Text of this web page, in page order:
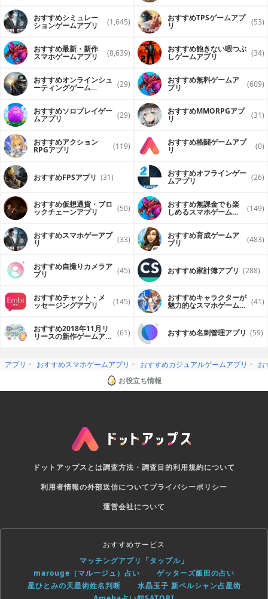
おすすめシミュレー
ションゲームアプリ (1,645) おすすめTPSゲームアプ
リ (53)
おすすめ最新・新作
スマホゲームアプリ (8,639) おすすめ飽きない暇つぶ
しゲームアプリ (34)
おすすめオンラインシュ
ーティングゲーム (29) おすすめ無料ゲームア
プリ (609)
おすすめソロプレイゲー
ムアプリ (29) おすすめ MMORPGアプ
リ (31)
おすすめアクション
RPGアプリ (119) おすすめ格闘ゲームアプ
リ (0)
おすすめFPSアプリ (31) おすすめオフラインゲー
ムアプリ (26)
おすすめ仮想通貨・ブロ
ックチェーンアプリ (50) おすすめ無課金でも楽
しめるスマホゲームア (149)
おすすめスマホゲーアプ
リ (33) おすすめ育成ゲームア
プリ (483)
おすすめ自撮りカメラア
プリ (45) おすすめ家計簿アプリ (288)
おすすめチャット・メ
ッセージングアプリ (145) おすすめキャラクターが
魅力的なスマホゲームア (41)
おすすめ2018年11月リ
リースの新作ゲームアプ (61) おすすめ名刺管理アプリ (59)
アプリ おすすめスマホゲームアプリ おすすめカジュアルゲームアプリ
お
お役立ち情報
ドットアップスとは調査方法・調査目的利用規約について
利用者情報の外部送信についてプライバシーポリシー
運営会社について
おすすめサービス
マッチングアプリ「タップル」
marouge（マルージュ）占い
ゲッターズ飯田の占い
星ひとみの天星術姓名判断
水晶玉子 新ペルシャン占星術